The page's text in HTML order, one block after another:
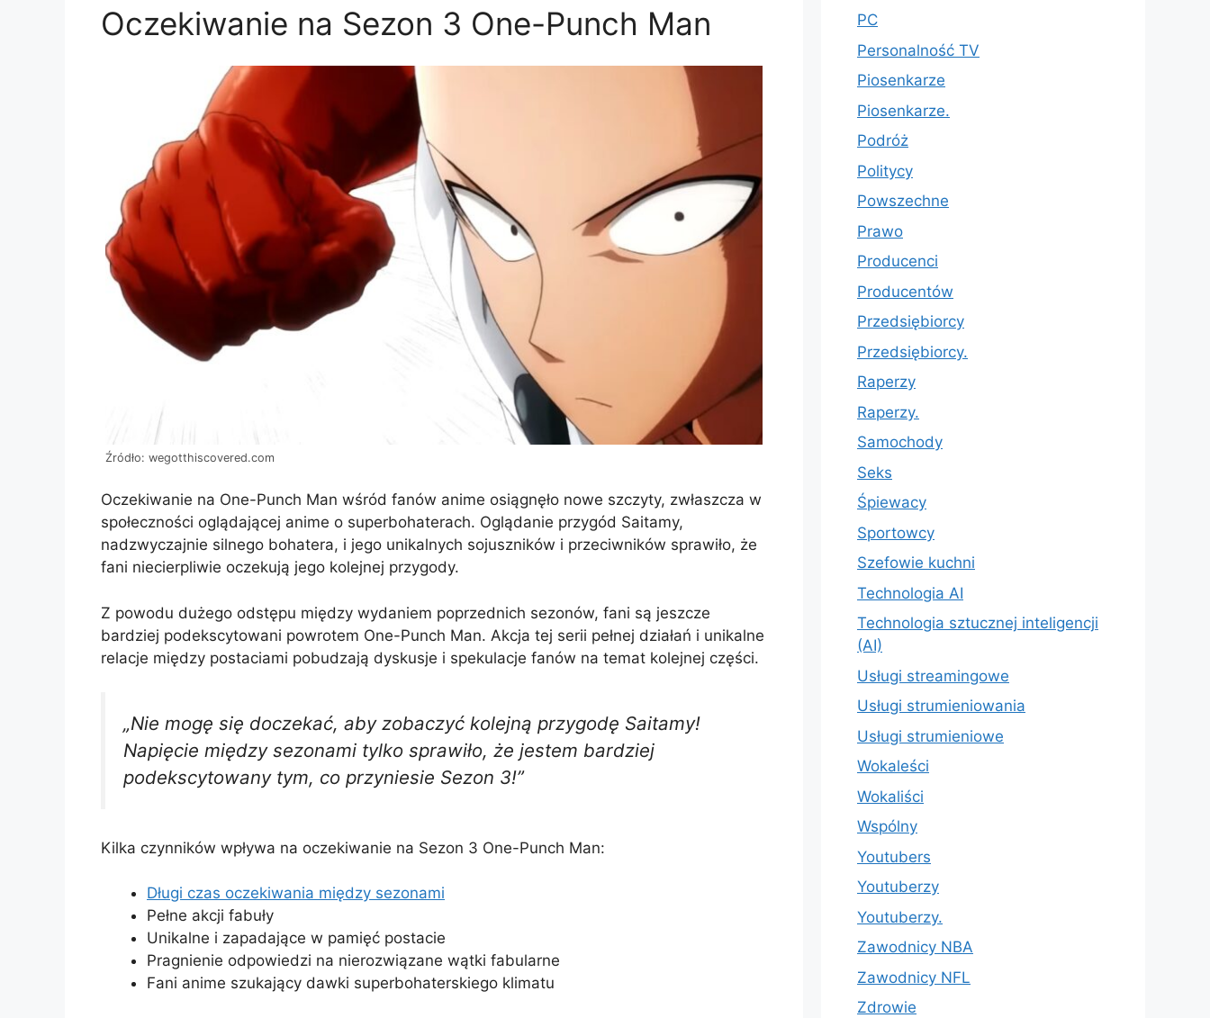
Oczekiwanie na Sezon 3 One-Punch Man
Źródło: wegotthiscovered.com
Oczekiwanie na One-Punch Man wśród fanów anime osiągnęło nowe szczyty, zwłaszcza w
społeczności oglądającej anime o superbohaterach. Oglądanie przygód Saitamy,
nadzwyczajnie silnego bohatera, i jego unikalnych sojuszników i przeciwników sprawiło, że
fani niecierpliwie oczekują jego kolejnej przygody.
Z powodu dużego odstępu między wydaniem poprzednich sezonów, fani są jeszcze
bardziej podekscytowani powrotem One-Punch Man. Akcja tej serii pełnej działań i unikalne
relacje między postaciami pobudzają dyskusje i spekulacje fanów na temat kolejnej części.
„Nie mogę się doczekać, aby zobaczyć kolejną przygodę Saitamy!
Napięcie między sezonami tylko sprawiło, że jestem bardziej
podekscytowany tym, co przyniesie Sezon 3!”
Kilka czynników wpływa na oczekiwanie na Sezon 3 One-Punch Man:
Długi czas oczekiwania między sezonami
Pełne akcji fabuły
Unikalne i zapadające w pamięć postacie
Pragnienie odpowiedzi na nierozwiązane wątki fabularne
Fani anime szukający dawki superbohaterskiego klimatu
PC
Personalność TV
Piosenkarze
Piosenkarze.
Podróż
Politycy
Powszechne
Prawo
Producenci
Producentów
Przedsiębiorcy
Przedsiębiorcy.
Raperzy
Raperzy.
Samochody
Seks
Śpiewacy
Sportowcy
Szefowie kuchni
Technologia AI
Technologia sztucznej inteligencji
(AI)
Usługi streamingowe
Usługi strumieniowania
Usługi strumieniowe
Wokaleści
Wokaliści
Wspólny
Youtubers
Youtuberzy
Youtuberzy.
Zawodnicy NBA
Zawodnicy NFL
Zdrowie